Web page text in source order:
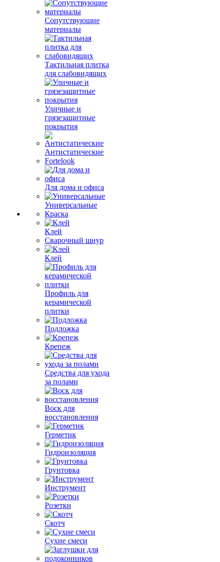
Сопутствующие
материалы
Тактильная плитка
для слабовидящих
Уличные и
грязезащитные
покрытия
Антистатические
Fortelook
Для дома и офиса
Универсальные
Краска
Клей
Сварочный шнур
Клей
Профиль для
керамической
плитки
Подложка
Крепеж
Средства для ухода
за полами
Воск для
восстановления
Герметик
Гидроизоляция
Грунтовка
Инструмент
Розетки
Скотч
Сухие смеси